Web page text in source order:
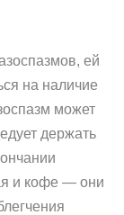
ей
на наличие
может
держать
и кофе — они